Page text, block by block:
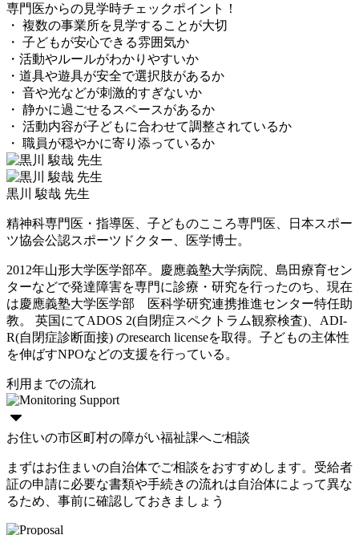
専門医からの見学時チェックポイント！
・ 複数の事業所を見学することが大切
・ 子どもが安心できる雰囲気か
・活動やルールがわかりやすいか
・道具や遊具が安全で選択肢があるか
・ 音や光などが刺激的すぎないか
・ 静かに過ごせるスペースがあるか
・ 活動内容が子どもに合わせて調整されているか
・ 職員が穏やかに寄り添っているか
黒川 駿哉 先生
精神科専門医・指導医、子どものこころ専門医、日本スポー
ツ協会公認スポーツドクター、医学博士。
2012年山形大学医学部卒。慶應義塾大学病院、島田療育セン
ターなどで発達障害を専門に診療・研究を行ったのち、現在
は慶應義塾大学医学部 医科学研究連携推進センター特任助
教。 英国にてADOS 2(自閉症スペクトラム観察検査)、ADI-
R(自閉症診断面接) のresearch licenseを取得。子どもの主体性
を伸ばすNPOなどの支援を行っている。
利用までの流れ
お住いの市区町村の障がい福祉課へご相談
まずはお住まいの自治体でご相談をおすすめします。受給者
証の申請に必要な書類や手続きの流れは自治体によって異な
るため、事前に確認しておきましょう